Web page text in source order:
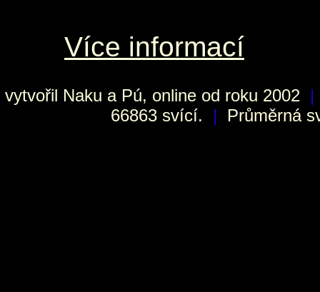
Více informací
vytvořil Naku a Pú, online od roku 2002 |
66863 svící.
| Průměrná